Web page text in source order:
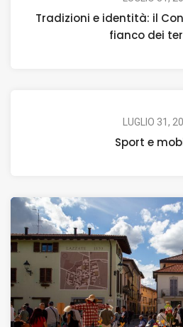
Tradizioni e identità: il
fianco dei
LUGLIO 31,
Sport e